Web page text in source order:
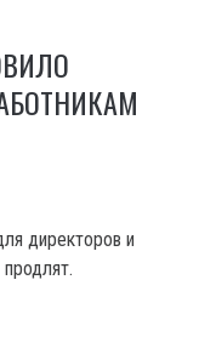
директоров и